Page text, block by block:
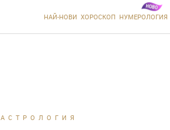
НАЙ-НОВИ ХОРОСКОП НУМЕРОЛОГИЯ
АСТРОЛОГИЯ